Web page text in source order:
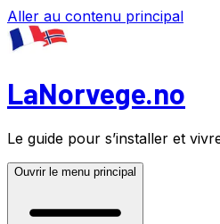
Aller au contenu principal
LaNorvege.no
Le guide pour s’installer et
Ouvrir le menu principal